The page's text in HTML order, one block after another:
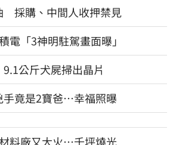
採購、中間人收押禁見
電「3神明駐駕畫面曝」
公斤犬屍掃出晶片
手竟是2寶爸…幸福照曝
料廠又大火…千坪燒光